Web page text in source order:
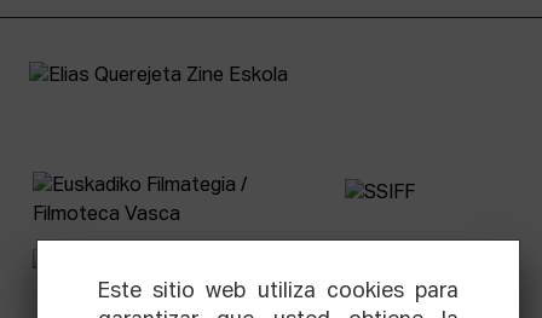
Este sitio web utiliza cookies para